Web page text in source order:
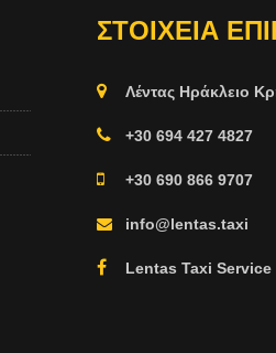
ΣΤΟΙΧΕΙΑ
Λέντας Ηράκλειο
+30 694 427 4827
+30 690 866 9707
info@lentas.taxi
Lentas Taxi Service